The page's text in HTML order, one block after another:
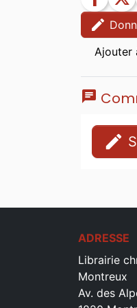
edit
chat
edit
ADRESSE
Librairie
Montreux
Av. des